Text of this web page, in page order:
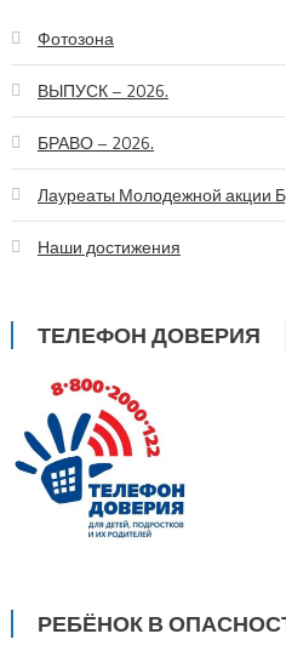
Фотозона
ВЫПУСК – 2026.
БРАВО – 2026.
Лауреаты Молодежной акции
Наши достижения
ТЕЛЕФОН ДОВЕРИЯ
РЕБЁНОК В